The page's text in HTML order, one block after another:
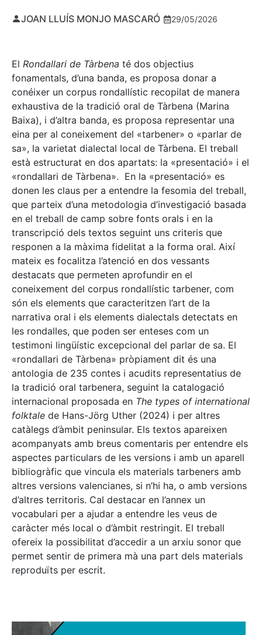
JOAN LLUÍS MONJO MASCARÓ 29/05/2026
El Rondallari de Tàrbena té dos objectius
fonamentals, d’una banda, es proposa donar a
conéixer un corpus rondallístic recopilat de manera
exhaustiva de la tradició oral de Tàrbena (Marina
Baixa), i d’altra banda, es proposa representar una
eina per al coneixement del «tarbener» o «parlar de
sa», la varietat dialectal local de Tàrbena. El treball
està estructurat en dos apartats: la «presentació» i el
«rondallari de Tàrbena». En la «presentació» es
donen les claus per a entendre la fesomia del treball,
que parteix d’una metodologia d’investigació basada
en el treball de camp sobre fonts orals i en la
transcripció dels textos seguint uns criteris que
responen a la màxima fidelitat a la forma oral. Així
mateix es focalitza l’atenció en dos vessants
destacats que permeten aprofundir en el
coneixement del corpus rondallístic tarbener, com
són els elements que caracteritzen l’art de la
narrativa oral i els elements dialectals detectats en
les rondalles, que poden ser enteses com un
testimoni lingüístic excepcional del parlar de sa. El
«rondallari de Tàrbena» pròpiament dit és una
antologia de 235 contes i acudits representatius de
la tradició oral tarbenera, seguint la catalogació
internacional proposada en The types of international
folktale de Hans-Jörg Uther (2024) i per altres
catàlegs d’àmbit peninsular. Els textos apareixen
acompanyats amb breus comentaris per entendre els
aspectes particulars de les versions i amb un aparell
bibliogràfic que vincula els materials tarbeners amb
altres versions valencianes, si n’hi ha, o amb versions
d’altres territoris. Cal destacar en l’annex un
vocabulari per a ajudar a entendre les veus de
caràcter més local o d’àmbit restringit. El treball
ofereix la possibilitat d’accedir a un arxiu sonor que
permet sentir de primera mà una part dels materials
reproduïts per escrit.